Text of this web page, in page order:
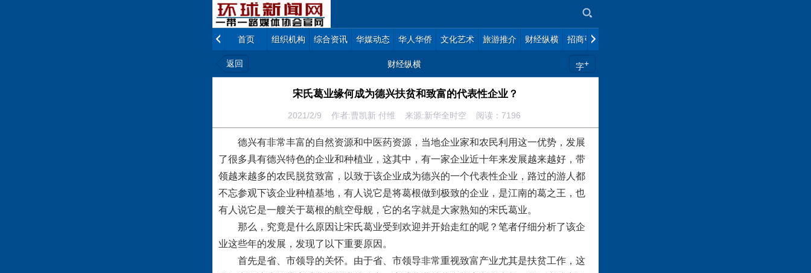
首页 组织机构 综合资讯 华媒动态 华人华侨 文化艺术 旅游推介 财经纵横 招商引智
返回 财经纵横 字+
宋氏葛业缘何成为德兴扶贫和致富的代表性企业？
2021/2/9 作者:曹凯新 付维 来源:新华全时空 阅读： 7196
德兴有非常丰富的自然资源和中医药资源，当地企业家和农民利用这一优势，发展
了很多具有德兴特色的企业和种植业，这其中，有一家企业近十年来发展越来越好，带
领越来越多的农民脱贫致富，以致于该企业成为德兴的一个代表性企业，路过的游人都
不忘参观下该企业种植基地，有人说它是将葛根做到极致的企业，是江南的葛之王，也
有人说它是一艘关于葛根的航空母舰，它的名字就是大家熟知的宋氏葛业。
那么，究竟是什么原因让宋氏葛业受到欢迎并开始走红的呢？笔者仔细分析了该企
业这些年的发展，发现了以下重要原因。
首先是省、市领导的关怀。由于省、市领导非常重视致富产业尤其是扶贫工作，这